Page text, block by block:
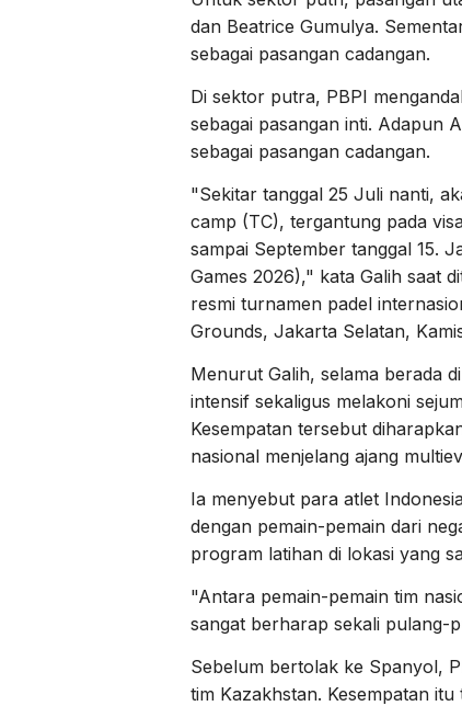
dan Beatrice Gumulya.
sebagai pasangan cadangan.
Di sektor putra, PBPI
sebagai pasangan inti. Adapun
sebagai pasangan cadangan.
"Sekitar tanggal 25 Juli nanti,
camp (TC), tergantung pada
sampai September tanggal 15.
Games 2026)," kata Galih saat
resmi turnamen padel
Grounds, Jakarta Selatan,
Menurut Galih, selama berada
intensif sekaligus melakoni
Kesempatan tersebut
nasional menjelang ajang
Ia menyebut para atlet
dengan pemain-pemain dari
program latihan di lokasi yang
"Antara pemain-pemain tim
sangat berharap sekali pulang-
Sebelum bertolak ke Spanyol,
tim Kazakhstan. Kesempatan